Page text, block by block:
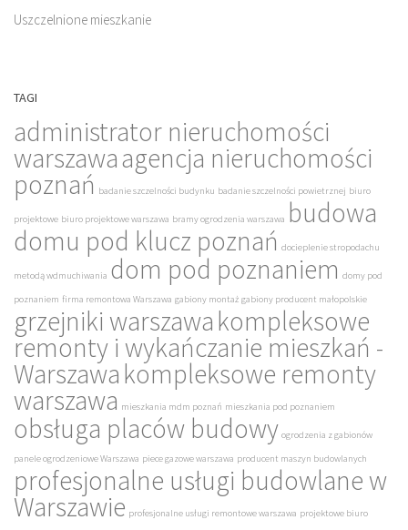
Uszczelnione mieszkanie
TAGI
administrator nieruchomości
warszawaagencja nieruchomości
poznań badanie szczelności budynku badanie szczelności powietrznej biuro
projektowe biuro projektowe warszawa bramy ogrodzenia warszawa budowa
domu pod klucz poznań docieplenie stropodachu
metodą wdmuchiwania dom pod poznaniem domy pod
poznaniem firma remontowa Warszawa gabiony montaż gabiony producent małopolskie
grzejniki warszawakompleksowe
remonty i wykańczanie mieszkań -
Warszawakompleksowe remonty
warszawa mieszkania mdm poznań mieszkania pod poznaniem
obsługa placów budowy ogrodzenia z gabionów
panele ogrodzeniowe Warszawa piece gazowe warszawa producent maszyn budowlanych
profesjonalne usługi budowlane w
Warszawie profesjonalne usługi remontowe warszawa projektowe biuro